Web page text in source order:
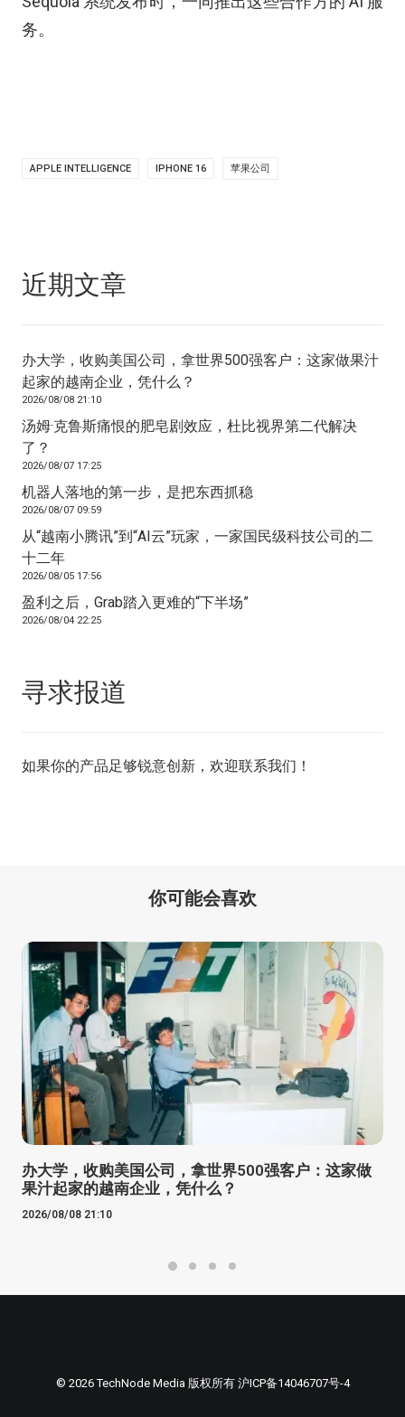
务。
APPLE INTELLIGENCE IPHONE 16 苹果公司
近期文章
办大学，收购美国公司，拿世界500强客户：这家做果汁
起家的越南企业，凭什么？
2026/08/08 21:10
汤姆·克鲁斯痛恨的肥皂剧效应，杜比视界第二代解决
了？
2026/08/07 17:25
机器人落地的第一步，是把东西抓稳
2026/08/07 09:59
从“越南小腾讯”到“AI云”玩家，一家国民级科技公司的二
十二年
2026/08/05 17:56
盈利之后，Grab踏入更难的“下半场”
2026/08/04 22:25
寻求报道
如果你的产品足够锐意创新，欢迎联系我们 ！
你可能会喜欢
办大学，收购美国公司，拿世界500强客户：这家做
果汁起家的越南企业，凭什么？
2026/08/08 21:10
© 2026 TechNode Media 版权所有 沪ICP备14046707号-4